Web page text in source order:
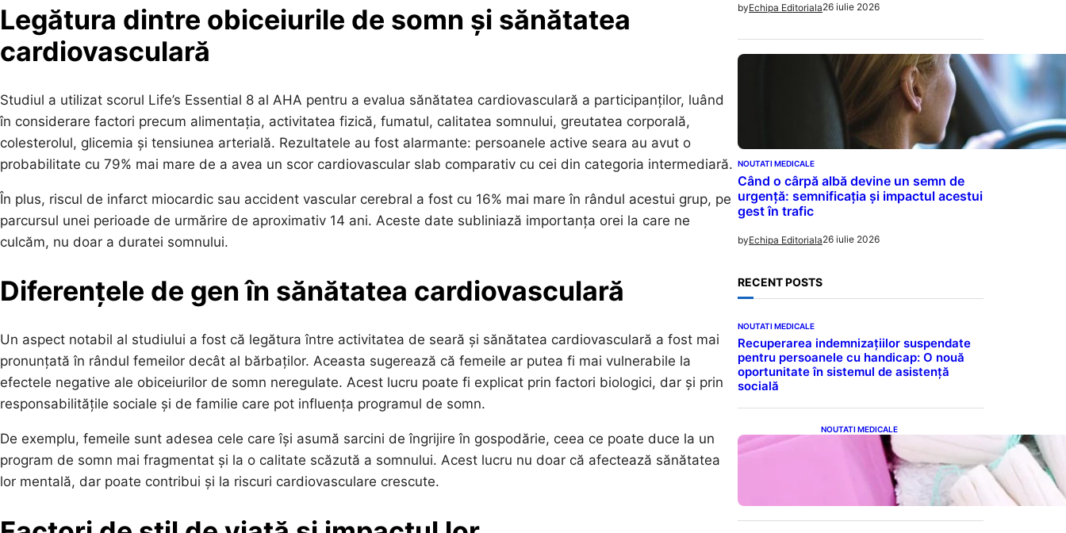
Legătura dintre obiceiurile de somn și sănătatea
cardiovasculară
Studiul a utilizat scorul Life’s Essential 8 al AHA pentru a evalua sănătatea cardiovasculară a participanților, luând
în considerare factori precum alimentația, activitatea fizică, fumatul, calitatea somnului, greutatea corporală,
colesterolul, glicemia și tensiunea arterială. Rezultatele au fost alarmante: persoanele active seara au avut o
probabilitate cu 79% mai mare de a avea un scor cardiovascular slab comparativ cu cei din categoria intermediară.
În plus, riscul de infarct miocardic sau accident vascular cerebral a fost cu 16% mai mare în rândul acestui grup, pe
parcursul unei perioade de urmărire de aproximativ 14 ani. Aceste date subliniază importanța orei la care ne
culcăm, nu doar a duratei somnului.
Diferențele de gen în sănătatea cardiovasculară
Un aspect notabil al studiului a fost că legătura între activitatea de seară și sănătatea cardiovasculară a fost mai
pronunțată în rândul femeilor decât al bărbaților. Aceasta sugerează că femeile ar putea fi mai vulnerabile la
efectele negative ale obiceiurilor de somn neregulate. Acest lucru poate fi explicat prin factori biologici, dar și prin
responsabilitățile sociale și de familie care pot influența programul de somn.
De exemplu, femeile sunt adesea cele care își asumă sarcini de îngrijire în gospodărie, ceea ce poate duce la un
program de somn mai fragmentat și la o calitate scăzută a somnului. Acest lucru nu doar că afectează sănătatea
lor mentală, dar poate contribui și la riscuri cardiovasculare crescute.
byEchipa Editoriala26 iulie 2026
NOUTATI MEDICALE
Când o cârpă albă devine un semn de
urgență: semnificația și impactul acestui
gest în trafic
byEchipa Editoriala26 iulie 2026
RECENT POSTS
NOUTATI MEDICALE
Recuperarea indemnizațiilor suspendate
pentru persoanele cu handicap: O nouă
oportunitate în sistemul de asistență
socială
NOUTATI MEDICALE
Tampoanele menstruale: O
analiză profundă a riscurilor
legate de metale toxice